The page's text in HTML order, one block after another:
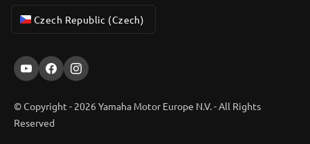
Czech Republic (Czech)
© Copyright - 2026 Yamaha Motor Europe N.V. - All Rights
Reserved